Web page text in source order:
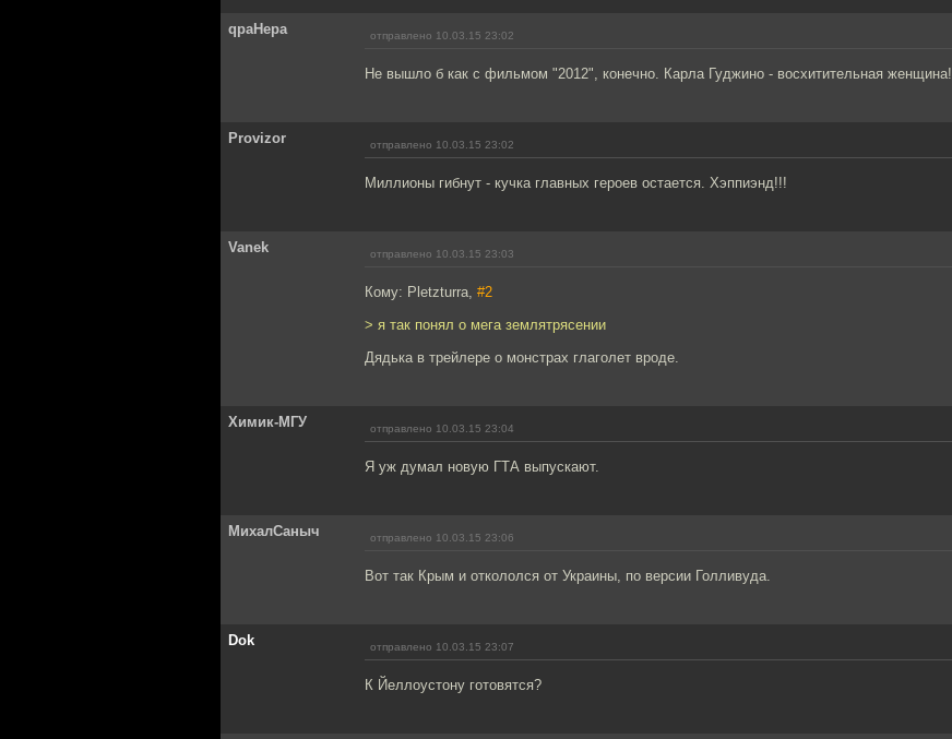
qpaHepa отправлено 10.03.15 23:02
Не вышло б как с фильмом "2012", конечно. Карла Гуджино - восхитительная женщина!
Provizor отправлено 10.03.15 23:02
Миллионы гибнут - кучка главных героев остается. Хэппиэнд!!!
Vanek отправлено 10.03.15 23:03
Кому: Pletzturra, #2
> я так понял о мега землятрясении
Дядька в трейлере о монстрах глаголет вроде.
Химик-МГУ отправлено 10.03.15 23:04
Я уж думал новую ГТА выпускают.
МихалСаныч отправлено 10.03.15 23:06
Вот так Крым и откололся от Украины, по версии Голливуда.
Dok отправлено 10.03.15 23:07
К Йеллоустону готовятся?